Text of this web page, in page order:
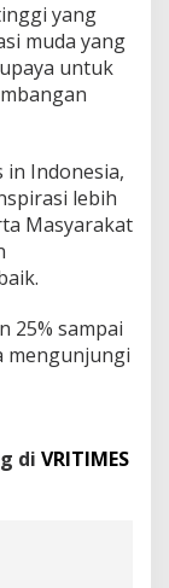
yang
muda yang
untuk
in Indonesia,
lebih
Masyarakat
25% sampai
mengunjungi
di VRITIMES